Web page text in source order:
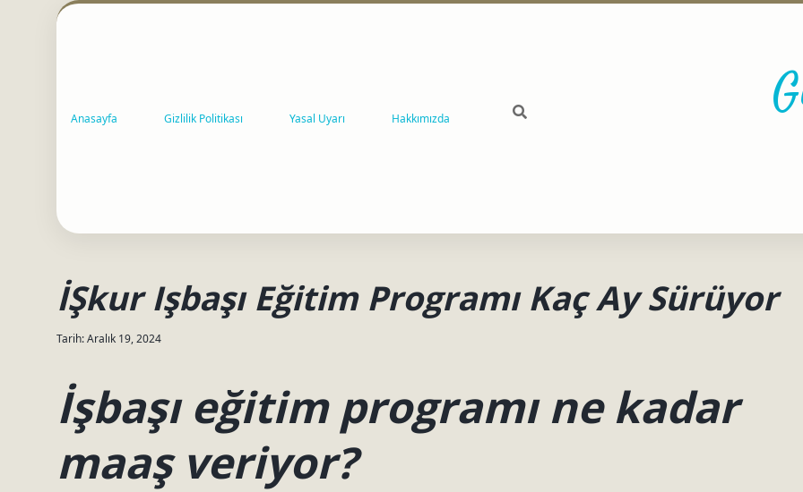
Anasayfa Gizlilik Politikası Yasal Uyarı Hakkımızda
İŞkur Işbaşı Eğitim Programı Kaç Ay Sürüyor
Tarih: Aralık 19, 2024
İşbaşı eğitim programı ne kadar
maaş veriyor?